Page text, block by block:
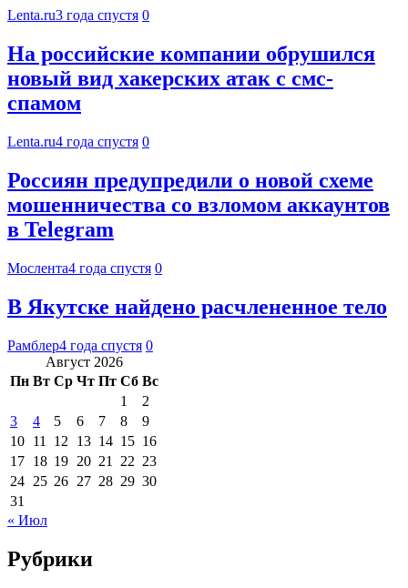
Lenta.ru3 года спустя 0
На российские компании обрушился
новый вид хакерских атак с смс-
спамом
Lenta.ru4 года спустя 0
Россиян предупредили о новой схеме
мошенничества со взломом аккаунтов
в Telegram
Мослента4 года спустя 0
В Якутске найдено расчлененное тело
Рамблер4 года спустя 0
Август 2026
Пн Вт Ср Чт Пт Сб Вс
1
2
3
4 5 6 7 8
9
10 11 12 13 14 15 16
17 18 19 20 21 22 23
24 25 26 27 28 29 30
31
« Июл
Рубрики